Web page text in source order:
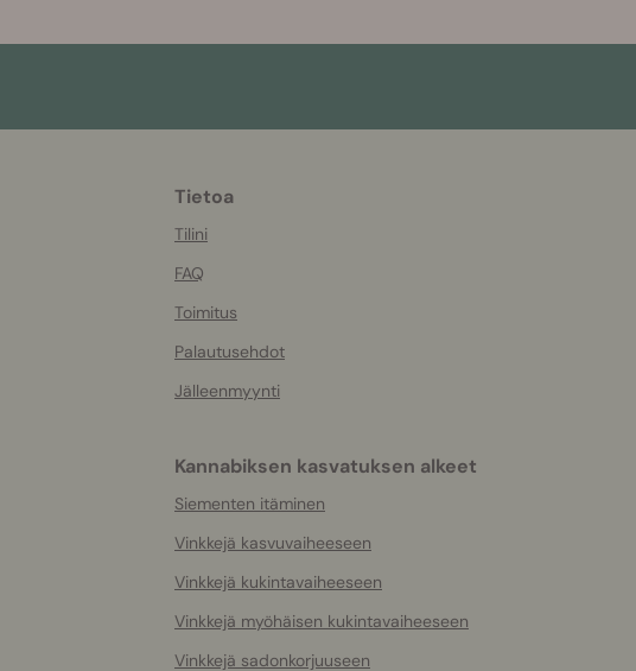
Tietoa
Tilini
FAQ
Toimitus
Palautusehdot
Jälleenmyynti
Kannabiksen kasvatuksen alkeet
Siementen itäminen
Vinkkejä kasvuvaiheeseen
Vinkkejä kukintavaiheeseen
Vinkkejä myöhäisen kukintavaiheeseen
Vinkkejä sadonkorjuuseen